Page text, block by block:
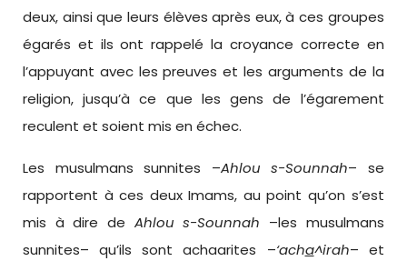
deux, ainsi que leurs élèves après eux, à ces groupes
égarés et ils ont rappelé la croyance correcte en
l’appuyant avec les preuves et les arguments de la
religion, jusqu’à ce que les gens de l’égarement
reculent et soient mis en échec.
Les musulmans sunnites –Ahlou s-Sounnah– se
rapportent à ces deux Imams, au point qu’on s’est
mis à dire de Ahlou s-Sounnah –les musulmans
sunnites– qu’ils sont achaarites –‘acha^irah– et